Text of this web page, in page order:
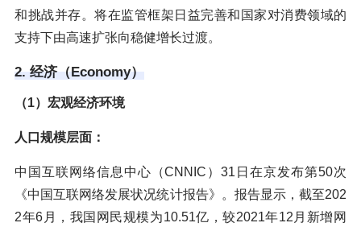
和挑战并存。将在监管框架日益完善和国家对消费领域的
支持下由高速扩张向稳健增长过渡。
2. 经济（Economy）
（1）宏观经济环境
人口规模层面：
中国互联网络信息中心（CNNIC）31日在京发布第50次
《中国互联网络发展状况统计报告》。报告显示，截至202
2年6月，我国网民规模为10.51亿，较2021年12月新增网